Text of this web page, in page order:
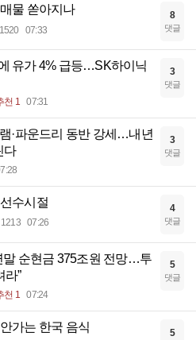
물 쏟아지나
07:33
8
댓글
유가 4% 급등…SK하이닉
천 1 07:31
3
댓글
·파운드리 동반 강세…내년
다
3
댓글
수시절
07:26
4
댓글
말 순현금 375조원 전망…투
라”
천 1 07:24
5
댓글
가는 한국 음식 5